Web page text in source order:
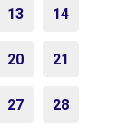
13 14
20 21
27 28